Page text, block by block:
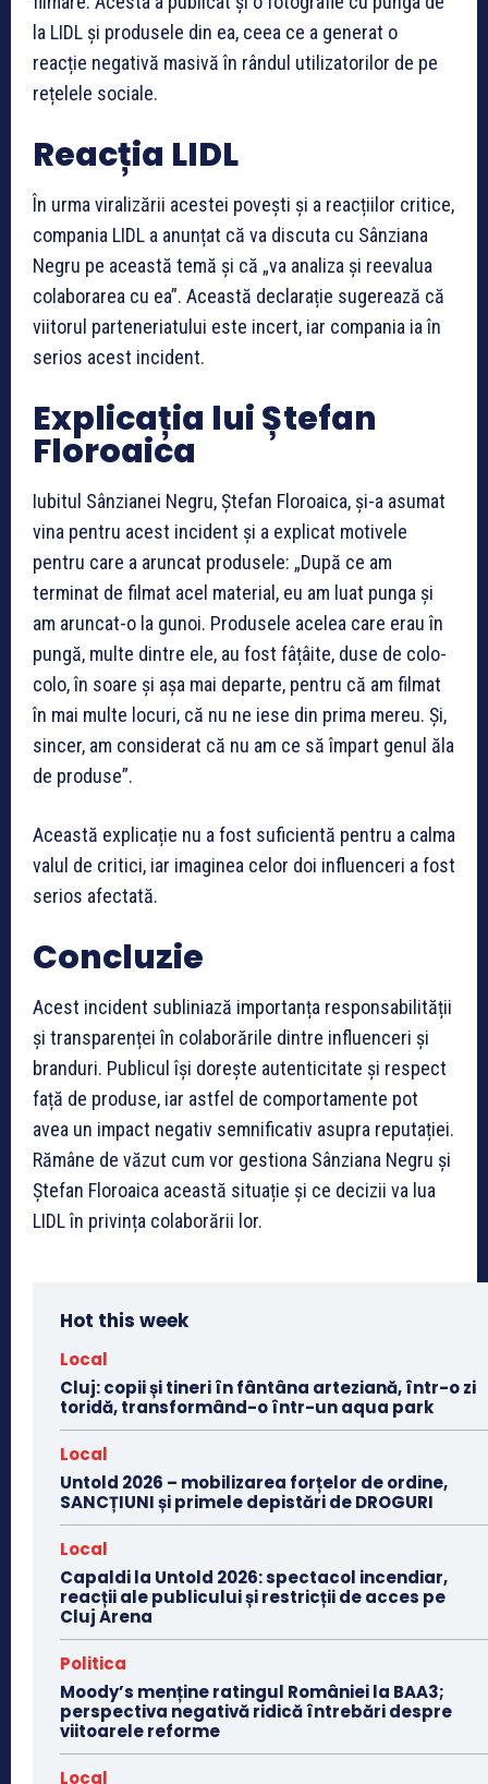
la LIDL și produsele din ea, ceea ce a generat o
reacție negativă masivă în rândul utilizatorilor de pe
rețelele sociale.
Reacția LIDL
În urma viralizării acestei povești și a reacțiilor critice,
compania LIDL a anunțat că va discuta cu Sânziana
Negru pe această temă și că „va analiza și reevalua
colaborarea cu ea”. Această declarație sugerează că
viitorul parteneriatului este incert, iar compania ia în
serios acest incident.
Explicația lui Ștefan
Floroaica
Iubitul Sânzianei Negru, Ștefan Floroaica, și-a asumat
vina pentru acest incident și a explicat motivele
pentru care a aruncat produsele: „După ce am
terminat de filmat acel material, eu am luat punga și
am aruncat-o la gunoi. Produsele acelea care erau în
pungă, multe dintre ele, au fost fâțâite, duse de colo-
colo, în soare și așa mai departe, pentru că am filmat
în mai multe locuri, că nu ne iese din prima mereu. Și,
sincer, am considerat că nu am ce să împart genul ăla
de produse”.
Această explicație nu a fost suficientă pentru a calma
valul de critici, iar imaginea celor doi influenceri a fost
serios afectată.
Concluzie
Acest incident subliniază importanța responsabilității
și transparenței în colaborările dintre influenceri și
branduri. Publicul își dorește autenticitate și respect
față de produse, iar astfel de comportamente pot
avea un impact negativ semnificativ asupra reputației.
Rămâne de văzut cum vor gestiona Sânziana Negru și
Ștefan Floroaica această situație și ce decizii va lua
LIDL în privința colaborării lor.
Hot this week
Local
Cluj: copii și tineri în fântâna arteziană, într-o zi
toridă, transformând-o într-un aqua park
Local
Untold 2026 – mobilizarea forțelor de ordine,
SANCȚIUNI și primele depistări de DROGURI
Local
Capaldi la Untold 2026: spectacol incendiar,
reacții ale publicului și restricții de acces pe
Cluj Arena
Politica
Moody’s menține ratingul României la BAA3;
perspectiva negativă ridică întrebări despre
viitoarele reforme
Local